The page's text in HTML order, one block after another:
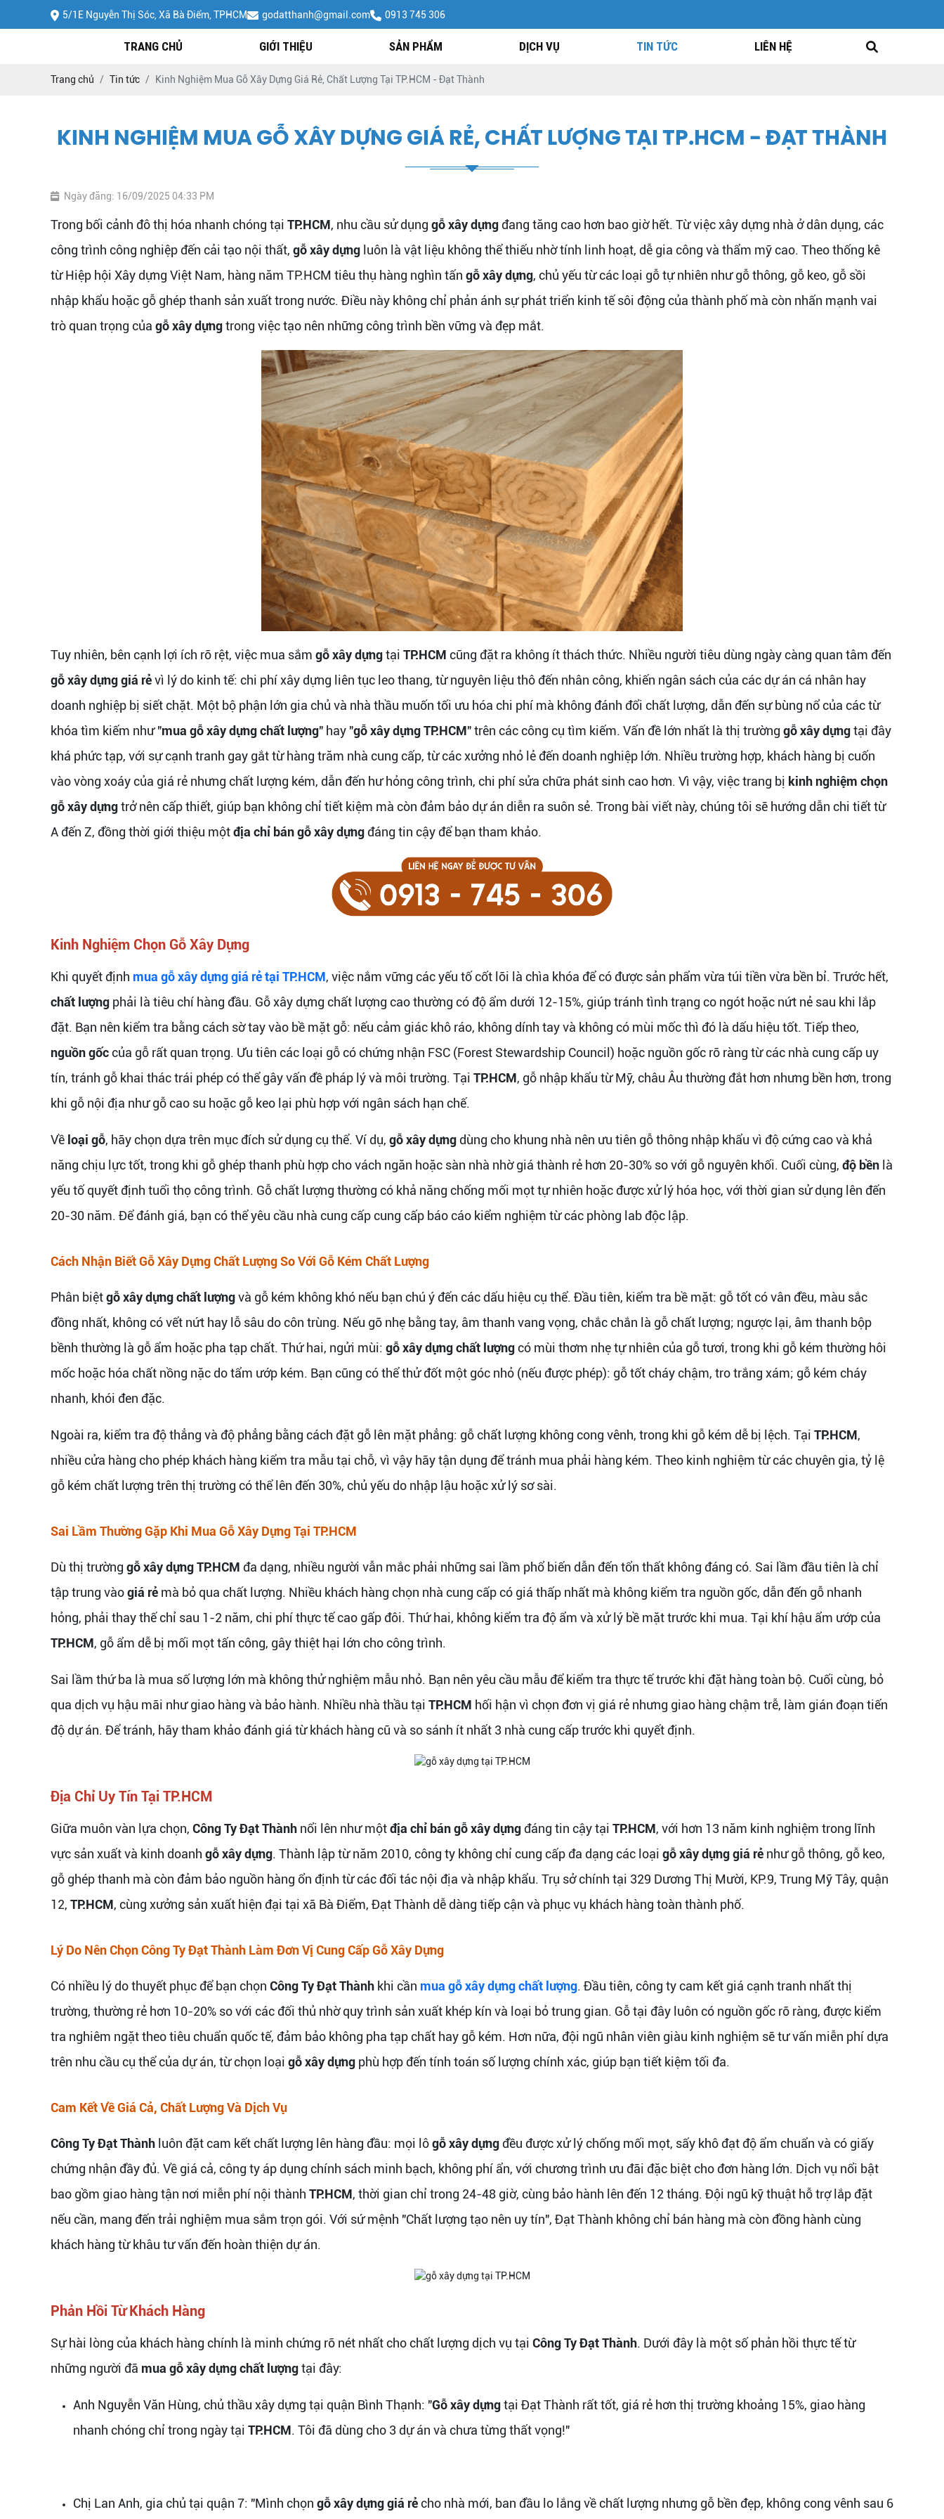
5/1E Nguyễn Thị Sóc, Xã Bà Điểm, TPHCM godatthanh@gmail.com 0913 745 306
TRANG CHỦ GIỚI THIỆU SẢN PHẨM DỊCH VỤ TIN TỨC LIÊN HỆ
Trang chủ Tin tức Kinh Nghiệm Mua Gỗ Xây Dựng Giá Rẻ, Chất Lượng Tại TP.HCM - Đạt Thành
KINH NGHIỆM MUA GỖ XÂY DỰNG GIÁ RẺ, CHẤT LƯỢNG TẠI TP.HCM - ĐẠT THÀNH
Ngày đăng: 16/09/2025 04:33 PM
Trong bối cảnh đô thị hóa nhanh chóng tại TP.HCM, nhu cầu sử dụng gỗ xây dựngđang tăng cao hơn bao giờ hết. Từ việc xây dựng nhà ở dân dụng, các
công trình công nghiệp đến cải tạo nội thất, gỗ xây dựng luôn là vật liệu không thể thiếu nhờ tính linh hoạt, dễ gia công và thẩm mỹ cao. Theo thống kê
từ Hiệp hội Xây dựng Việt Nam, hàng năm TP.HCM tiêu thụ hàng nghìn tấn gỗ xây dựng, chủ yếu từ các loại gỗ tự nhiên như gỗ thông, gỗ keo, gỗ sồi
nhập khẩu hoặc gỗ ghép thanh sản xuất trong nước. Điều này không chỉ phản ánh sự phát triển kinh tế sôi động của thành phố mà còn nhấn mạnh vai
trò quan trọng của gỗ xây dựngtrong việc tạo nên những công trình bền vững và đẹp mắt.
Tuy nhiên, bên cạnh lợi ích rõ rệt, việc mua sắm gỗ xây dựngtại TP.HCM cũng đặt ra không ít thách thức. Nhiều người tiêu dùng ngày càng quan tâm đến
gỗ xây dựng giá rẻvì lý do kinh tế: chi phí xây dựng liên tục leo thang, từ nguyên liệu thô đến nhân công, khiến ngân sách của các dự án cá nhân hay
doanh nghiệp bị siết chặt. Một bộ phận lớn gia chủ và nhà thầu muốn tối ưu hóa chi phí mà không đánh đổi chất lượng, dẫn đến sự bùng nổ của các từ
khóa tìm kiếm như "mua gỗ xây dựng chất lượng" hay "gỗ xây dựng TP.HCM" trên các công cụ tìm kiếm. Vấn đề lớn nhất là thị trường gỗ xây dựngtại đây
khá phức tạp, với sự cạnh tranh gay gắt từ hàng trăm nhà cung cấp, từ các xưởng nhỏ lẻ đến doanh nghiệp lớn. Nhiều trường hợp, khách hàng bị cuốn
vào vòng xoáy của giá rẻ nhưng chất lượng kém, dẫn đến hư hỏng công trình, chi phí sửa chữa phát sinh cao hơn. Vì vậy, việc trang bị kinh nghiệm chọn
gỗ xây dựngtrở nên cấp thiết, giúp bạn không chỉ tiết kiệm mà còn đảm bảo dự án diễn ra suôn sẻ. Trong bài viết này, chúng tôi sẽ hướng dẫn chi tiết từ
A đến Z, đồng thời giới thiệu mộtđịa chỉ bán gỗ xây dựngđáng tin cậy để bạn tham khảo.
Kinh Nghiệm Chọn Gỗ Xây Dựng
Khi quyết định mua gỗ xây dựng giá rẻ tại TP.HCM, việc nắm vững các yếu tố cốt lõi là chìa khóa để có được sản phẩm vừa túi tiền vừa bền bỉ. Trước hết,
chất lượng phải là tiêu chí hàng đầu. Gỗ xây dựng chất lượng cao thường có độ ẩm dưới 12-15%, giúp tránh tình trạng co ngót hoặc nứt nẻ sau khi lắp
đặt. Bạn nên kiểm tra bằng cách sờ tay vào bề mặt gỗ: nếu cảm giác khô ráo, không dính tay và không có mùi mốc thì đó là dấu hiệu tốt. Tiếp theo,
nguồn gốccủa gỗ rất quan trọng. Ưu tiên các loại gỗ có chứng nhận FSC (Forest Stewardship Council) hoặc nguồn gốc rõ ràng từ các nhà cung cấp uy
tín, tránh gỗ khai thác trái phép có thể gây vấn đề pháp lý và môi trường. Tại TP.HCM, gỗ nhập khẩu từ Mỹ, châu Âu thường đắt hơn nhưng bền hơn, trong
khi gỗ nội địa như gỗ cao su hoặc gỗ keo lại phù hợp với ngân sách hạn chế.
Về loại gỗ, hãy chọn dựa trên mục đích sử dụng cụ thể. Ví dụ, gỗ xây dựngdùng cho khung nhà nên ưu tiên gỗ thông nhập khẩu vì độ cứng cao và khả
năng chịu lực tốt, trong khi gỗ ghép thanh phù hợp cho vách ngăn hoặc sàn nhà nhờ giá thành rẻ hơn 20-30% so với gỗ nguyên khối. Cuối cùng, độ bền là
yếu tố quyết định tuổi thọ công trình. Gỗ chất lượng thường có khả năng chống mối mọt tự nhiên hoặc được xử lý hóa học, với thời gian sử dụng lên đến
20-30 năm. Để đánh giá, bạn có thể yêu cầu nhà cung cấp cung cấp báo cáo kiểm nghiệm từ các phòng lab độc lập.
Cách Nhận Biết Gỗ Xây Dựng Chất Lượng So Với Gỗ Kém Chất Lượng
Phân biệtgỗ xây dựng chất lượngvà gỗ kém không khó nếu bạn chú ý đến các dấu hiệu cụ thể. Đầu tiên, kiểm tra bề mặt: gỗ tốt có vân đều, màu sắc
đồng nhất, không có vết nứt hay lỗ sâu do côn trùng. Nếu gõ nhẹ bằng tay, âm thanh vang vọng, chắc chắn là gỗ chất lượng; ngược lại, âm thanh bộp
bềnh thường là gỗ ẩm hoặc pha tạp chất. Thứ hai, ngửi mùi: gỗ xây dựng chất lượngcó mùi thơm nhẹ tự nhiên của gỗ tươi, trong khi gỗ kém thường hôi
mốc hoặc hóa chất nồng nặc do tẩm ướp kém. Bạn cũng có thể thử đốt một góc nhỏ (nếu được phép): gỗ tốt cháy chậm, tro trắng xám; gỗ kém cháy
nhanh, khói đen đặc.
Ngoài ra, kiểm tra độ thẳng và độ phẳng bằng cách đặt gỗ lên mặt phẳng: gỗ chất lượng không cong vênh, trong khi gỗ kém dễ bị lệch. Tại TP.HCM,
nhiều cửa hàng cho phép khách hàng kiểm tra mẫu tại chỗ, vì vậy hãy tận dụng để tránh mua phải hàng kém. Theo kinh nghiệm từ các chuyên gia, tỷ lệ
gỗ kém chất lượng trên thị trường có thể lên đến 30%, chủ yếu do nhập lậu hoặc xử lý sơ sài.
Sai Lầm Thường Gặp Khi Mua Gỗ Xây Dựng Tại TP.HCM
Dù thị trường gỗ xây dựng TP.HCM đa dạng, nhiều người vẫn mắc phải những sai lầm phổ biến dẫn đến tổn thất không đáng có. Sai lầm đầu tiên là chỉ
tập trung vàogiá rẻ mà bỏ qua chất lượng. Nhiều khách hàng chọn nhà cung cấp có giá thấp nhất mà không kiểm tra nguồn gốc, dẫn đến gỗ nhanh
hỏng, phải thay thế chỉ sau 1-2 năm, chi phí thực tế cao gấp đôi. Thứ hai, không kiểm tra độ ẩm và xử lý bề mặt trước khi mua. Tại khí hậu ẩm ướp của
TP.HCM, gỗ ẩm dễ bị mối mọt tấn công, gây thiệt hại lớn cho công trình.
Sai lầm thứ ba là mua số lượng lớn mà không thử nghiệm mẫu nhỏ. Bạn nên yêu cầu mẫu để kiểm tra thực tế trước khi đặt hàng toàn bộ. Cuối cùng, bỏ
qua dịch vụ hậu mãi như giao hàng và bảo hành. Nhiều nhà thầu tại TP.HCM hối hận vì chọn đơn vị giá rẻ nhưng giao hàng chậm trễ, làm gián đoạn tiến
độ dự án. Để tránh, hãy tham khảo đánh giá từ khách hàng cũ và so sánh ít nhất 3 nhà cung cấp trước khi quyết định.
Địa Chỉ Uy Tín Tại TP.HCM
Giữa muôn vàn lựa chọn, Công Ty Đạt Thành nổi lên như mộtđịa chỉ bán gỗ xây dựngđáng tin cậy tại TP.HCM, với hơn 13 năm kinh nghiệm trong lĩnh
vực sản xuất và kinh doanh gỗ xây dựng. Thành lập từ năm 2010, công ty không chỉ cung cấp đa dạng các loại gỗ xây dựng giá rẻ như gỗ thông, gỗ keo,
gỗ ghép thanh mà còn đảm bảo nguồn hàng ổn định từ các đối tác nội địa và nhập khẩu. Trụ sở chính tại 329 Dương Thị Mười, KP.9, Trung Mỹ Tây, quận
12, TP.HCM, cùng xưởng sản xuất hiện đại tại xã Bà Điểm, Đạt Thành dễ dàng tiếp cận và phục vụ khách hàng toàn thành phố.
Lý Do Nên Chọn Công Ty Đạt Thành Làm Đơn Vị Cung Cấp Gỗ Xây Dựng
Có nhiều lý do thuyết phục để bạn chọn Công Ty Đạt Thành khi cần mua gỗ xây dựng chất lượng. Đầu tiên, công ty cam kết giá cạnh tranh nhất thị
trường, thường rẻ hơn 10-20% so với các đối thủ nhờ quy trình sản xuất khép kín và loại bỏ trung gian. Gỗ tại đây luôn có nguồn gốc rõ ràng, được kiểm
tra nghiêm ngặt theo tiêu chuẩn quốc tế, đảm bảo không pha tạp chất hay gỗ kém. Hơn nữa, đội ngũ nhân viên giàu kinh nghiệm sẽ tư vấn miễn phí dựa
trên nhu cầu cụ thể của dự án, từ chọn loại gỗ xây dựng phù hợp đến tính toán số lượng chính xác, giúp bạn tiết kiệm tối đa.
Cam Kết Về Giá Cả, Chất Lượng Và Dịch Vụ
Công Ty Đạt Thành luôn đặt cam kết chất lượng lên hàng đầu: mọi lôgỗ xây dựngđều được xử lý chống mối mọt, sấy khô đạt độ ẩm chuẩn và có giấy
chứng nhận đầy đủ. Về giá cả, công ty áp dụng chính sách minh bạch, không phí ẩn, với chương trình ưu đãi đặc biệt cho đơn hàng lớn. Dịch vụ nổi bật
bao gồm giao hàng tận nơi miễn phí nội thành TP.HCM, thời gian chỉ trong 24-48 giờ, cùng bảo hành lên đến 12 tháng. Đội ngũ kỹ thuật hỗ trợ lắp đặt
nếu cần, mang đến trải nghiệm mua sắm trọn gói. Với sứ mệnh "Chất lượng tạo nên uy tín", Đạt Thành không chỉ bán hàng mà còn đồng hành cùng
khách hàng từ khâu tư vấn đến hoàn thiện dự án.
Phản Hồi Từ Khách Hàng
Sự hài lòng của khách hàng chính là minh chứng rõ nét nhất cho chất lượng dịch vụ tại Công Ty Đạt Thành. Dưới đây là một số phản hồi thực tế từ
những người đã mua gỗ xây dựng chất lượngtại đây:
Anh Nguyễn Văn Hùng, chủ thầu xây dựng tại quận Bình Thạnh: "Gỗ xây dựngtại Đạt Thành rất tốt, giá rẻ hơn thị trường khoảng 15%, giao hàng
nhanh chóng chỉ trong ngày tại TP.HCM. Tôi đã dùng cho 3 dự án và chưa từng thất vọng!"
Chị Lan Anh, gia chủ tại quận 7: "Mình chọn gỗ xây dựng giá rẻcho nhà mới, ban đầu lo lắng về chất lượng nhưng gỗ bền đẹp, không cong vênh sau 6